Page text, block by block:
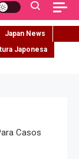
Japan News
Japonesa
Casos